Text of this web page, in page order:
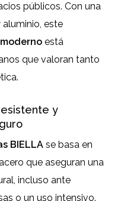
públicos. Con una
este
está
que valoran tanto
y
BIELLAse basa en
que aseguran una
incluso ante
o un uso intensivo.